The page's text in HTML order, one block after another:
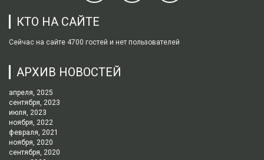
КТО НА САЙТЕ
Сейчас на сайте 4700 гостей и нет пользователей
АРХИВ НОВОСТЕЙ
апреля, 2025
сентября, 2023
июля, 2023
ноября, 2022
февраля, 2021
ноября, 2020
сентября, 2020